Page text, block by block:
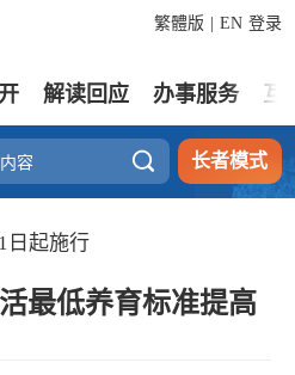
登录
繁體版 EN
解读回应 办事服务 互
 长者模式
日起施行
最低养育标准提高